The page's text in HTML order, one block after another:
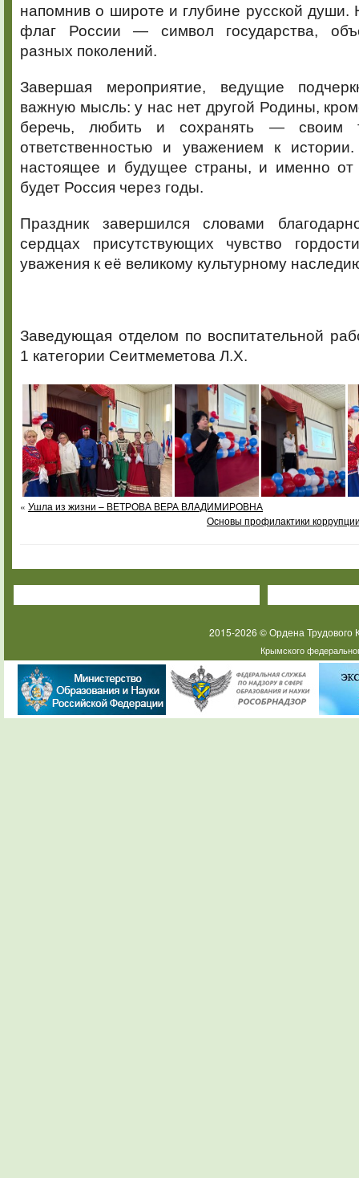
напомнив о широте и глубине русской души.
флаг России — символ государства,
разных поколений.
Завершая мероприятие, ведущие
важную мысль: у нас нет другой Родины,
беречь, любить и сохранять — своим
ответственностью и уважением к
настоящее и будущее страны, и именно от
будет Россия через годы.
Праздник завершился словами
сердцах присутствующих чувство
уважения к её великому культурному
Заведующая отделом по воспитательной
1 категории Сеитмеметова Л.Х.
« Ушла из жизни – ВЕТРОВА ВЕРА ВЛАДИМИРОВНА
Основы профилактики
2015-2026 © Ордена
Крымского